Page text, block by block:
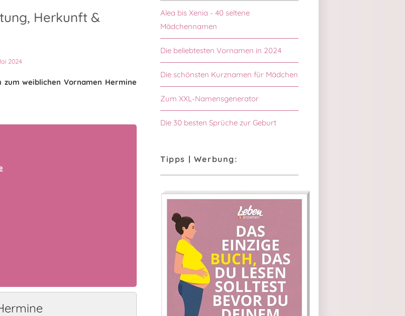
Herkunft &
2024
weiblichen Vornamen Hermine
Alea bis Xenia - 40 seltene
Mädchennamen
Die beliebtesten Vornamen in 2024
Die schönsten Kurznamen für Mädchen
Zum XXL-Namensgenerator
Die 30 besten Sprüche zur Geburt
Tipps | Werbung: